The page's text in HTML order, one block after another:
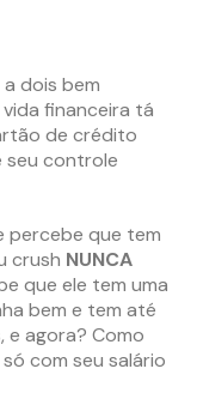
dois bem
financeira tá
de crédito
seu controle
percebe que tem
crush NUNCA
que ele tem uma
bem e tem até
e agora? Como
com seu salário